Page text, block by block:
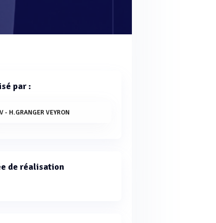
par :
- H.GRANGER VEYRON
de réalisation